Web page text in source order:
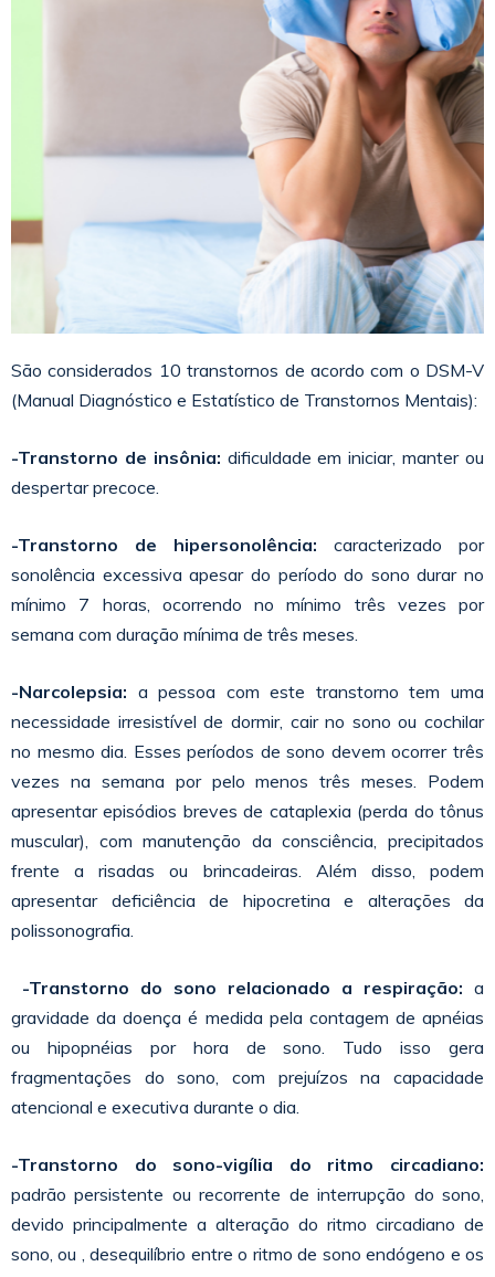
São considerados 10 transtornos de acordo com o DSM-V
(Manual Diagnóstico e Estatístico de Transtornos Mentais):
-Transtorno de insônia: dificuldade em iniciar, manter ou
despertar precoce.
-Transtorno de hipersonolência: caracterizado por
sonolência excessiva apesar do período do sono durar no
mínimo 7 horas, ocorrendo no mínimo três vezes por
semana com duração mínima de três meses.
-Narcolepsia: a pessoa com este transtorno tem uma
necessidade irresistível de dormir, cair no sono ou cochilar
no mesmo dia. Esses períodos de sono devem ocorrer três
vezes na semana por pelo menos três meses. Podem
apresentar episódios breves de cataplexia (perda do tônus
muscular), com manutenção da consciência, precipitados
frente a risadas ou brincadeiras. Além disso, podem
apresentar deficiência de hipocretina e alterações da
polissonografia.
-Transtorno do sono relacionado a respiração: a
gravidade da doença é medida pela contagem de apnéias
ou hipopnéias por hora de sono. Tudo isso gera
fragmentações do sono, com prejuízos na capacidade
atencional e executiva durante o dia.
-Transtorno do sono-vigília do ritmo circadiano:
padrão persistente ou recorrente de interrupção do sono,
devido principalmente a alteração do ritmo circadiano de
sono, ou , desequilíbrio entre o ritmo de sono endógeno e os